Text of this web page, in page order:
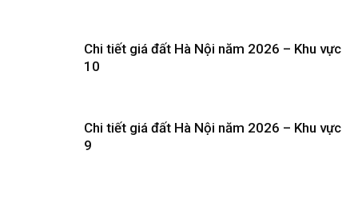
Chi tiết giá đất Hà Nội năm 2026 – Khu vực
10
Chi tiết giá đất Hà Nội năm 2026 – Khu vực
9